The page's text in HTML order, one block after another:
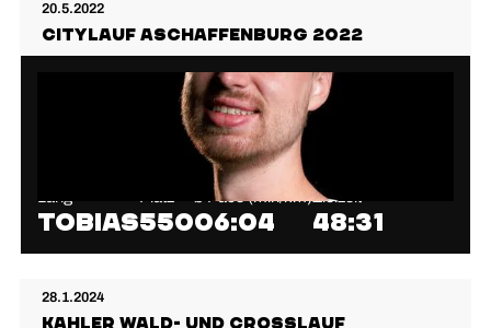
20.5.2022
Citylauf Aschaffenburg 2022
Tobias550
⌀ Pace (min/km)
06:04
Zielzeit
48:31
28.1.2024
Kahler Wald- und Crosslauf